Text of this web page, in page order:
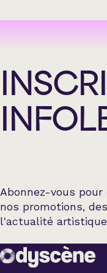
Abonnez-vous
nos promotions,
l'actualité